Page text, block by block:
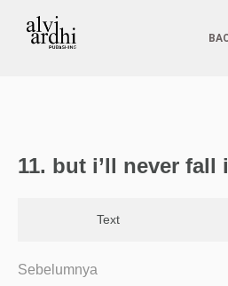
11. but i’ll never fall
Text
Sebelumnya